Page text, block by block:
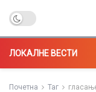
ЛОКАЛНЕ ВЕСТИ
Почетна Таг